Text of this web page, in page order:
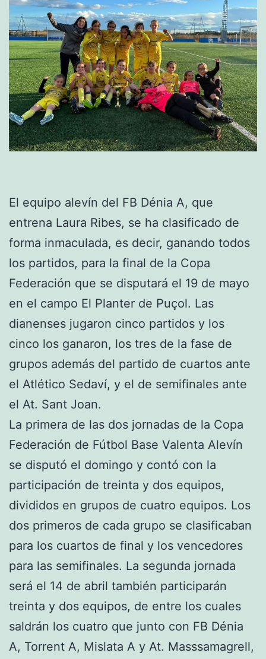
El equipo alevín del FB Dénia A, que
entrena Laura Ribes, se ha clasificado de
forma inmaculada, es decir, ganando todos
los partidos, para la final de la Copa
Federación que se disputará el 19 de mayo
en el campo El Planter de Puçol. Las
dianenses jugaron cinco partidos y los
cinco los ganaron, los tres de la fase de
grupos además del partido de cuartos ante
el Atlético Sedaví, y el de semifinales ante
el At. Sant Joan.
La primera de las dos jornadas de la Copa
Federación de Fútbol Base Valenta Alevín
se disputó el domingo y contó con la
participación de treinta y dos equipos,
divididos en grupos de cuatro equipos. Los
dos primeros de cada grupo se clasificaban
para los cuartos de final y los vencedores
para las semifinales. La segunda jornada
será el 14 de abril también participarán
treinta y dos equipos, de entre los cuales
saldrán los cuatro que junto con FB Dénia
A, Torrent A, Mislata A y At. Masssamagrell,